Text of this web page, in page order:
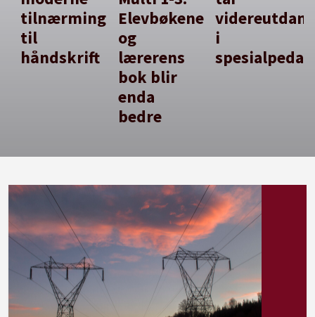
tilnærming
til
håndskrift
Elevbøkene
og
lærerens
bok blir
enda
bedre
i